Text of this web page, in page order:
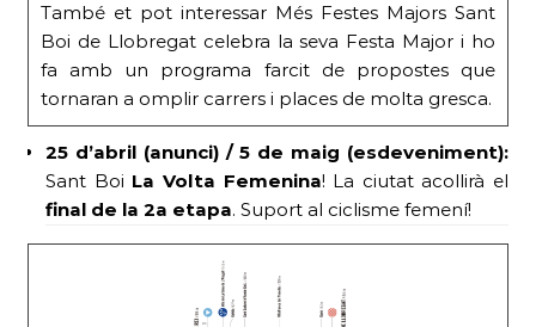
També et pot interessar Més Festes Majors Sant
Boi de Llobregat celebra la seva Festa Major i ho
fa amb un programa farcit de propostes que
tornaran a omplir carrers i places de molta gresca.
25 d’abril (anunci) / 5 de maig (esdeveniment):
Sant Boi La Volta Femenina! La ciutat acollirà el
final de la 2a etapa. Suport al ciclisme femení!